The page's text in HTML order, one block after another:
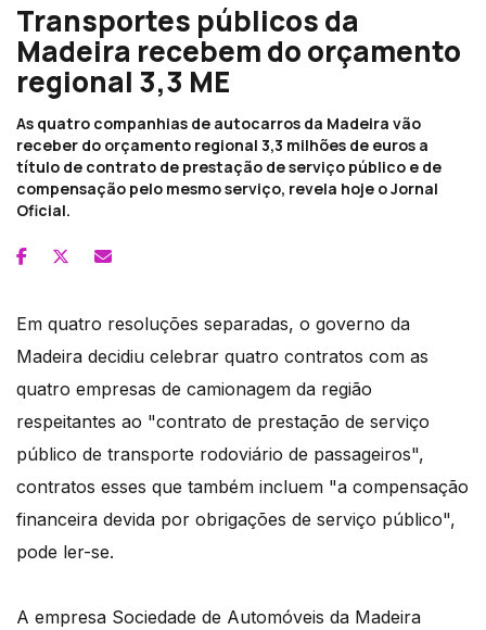
Transportes públicos da
Madeira recebem do orçamento
regional 3,3 ME
As quatro companhias de autocarros da Madeira vão
receber do orçamento regional 3,3 milhões de euros a
título de contrato de prestação de serviço público e de
compensação pelo mesmo serviço, revela hoje o Jornal
Oficial.
Em quatro resoluções separadas, o governo da
Madeira decidiu celebrar quatro contratos com as
quatro empresas de camionagem da região
respeitantes ao "contrato de prestação de serviço
público de transporte rodoviário de passageiros",
contratos esses que também incluem "a compensação
financeira devida por obrigações de serviço público",
pode ler-se.
A empresa Sociedade de Automóveis da Madeira